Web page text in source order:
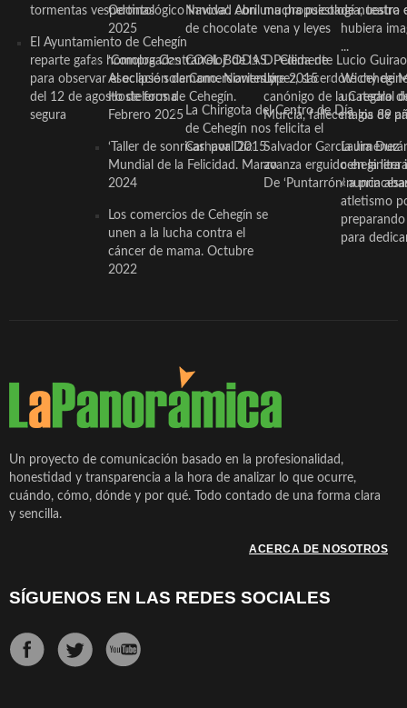
tormentas vespertinas
El Ayuntamiento de Cehegín
reparte gafas homologadas
para observar el eclipse solar
del 12 de agosto de forma
segura
Odontológico Innova’. Abril
2025
‘Compra Contrarreloj’ de la
Asociación de Comerciantes y
Hosteleros de Cehegín.
Febrero 2025
‘Taller de sonrisas’ por Día
Mundial de la Felicidad. Marzo
2024
Los comercios de Cehegín se
unen a la lucha contra el
cáncer de mama. Octubre
2022
Navidad con una propuesta
de chocolate
COOL BODAS. Pedida de
mano. Noviembre 2015
La Chirigota del Centro de Día
de Cehegín nos felicita el
Carnaval 2015
mucha psicología, teatro
vena y leyes
D. Clemente Lucio Guirao
López, sacerdote
canónigo de la Catedral
Murcia, fallece a los 89
Salvador García Jiménez
avanza erguido en la
De ‘Puntarrón’ a
de nuestra
hubiera
...
Wichy de
un regalo
magia de
Laura
ceheginera
«nunca
atletismo
para
Un proyecto de comunicación basado en la profesionalidad,
honestidad y transparencia a la hora de analizar lo que ocurre,
cuándo, cómo, dónde y por qué. Todo contado de una forma clara
y sencilla.
ACERCA DE NOSOTROS
SÍGUENOS EN LAS REDES SOCIALES